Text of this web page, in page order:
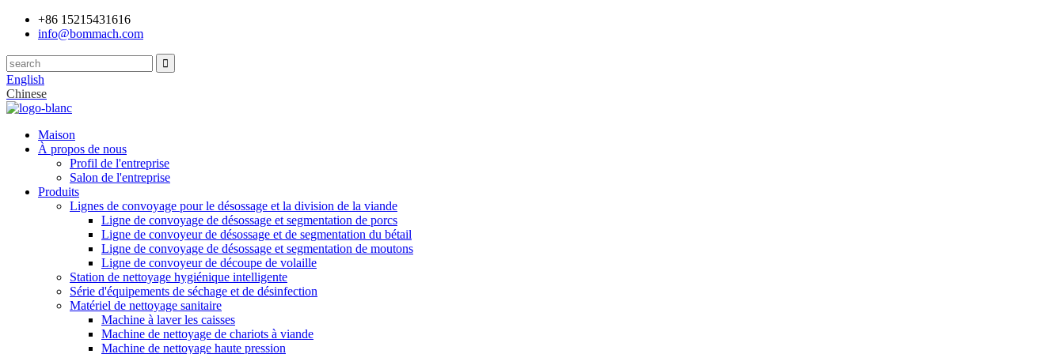
+86 15215431616
info@bommach.com
English
Chinese
Maison
À propos de nous
Profil de l'entreprise
Salon de l'entreprise
Produits
Lignes de convoyage pour le désossage et la division de la viande
Ligne de convoyage de désossage et segmentation de porcs
Ligne de convoyeur de désossage et de segmentation du bétail
Ligne de convoyage de désossage et segmentation de moutons
Ligne de convoyeur de découpe de volaille
Station de nettoyage hygiénique intelligente
Série d'équipements de séchage et de désinfection
Matériel de nettoyage sanitaire
Machine à laver les caisses
Machine de nettoyage de chariots à viande
Machine de nettoyage haute pression